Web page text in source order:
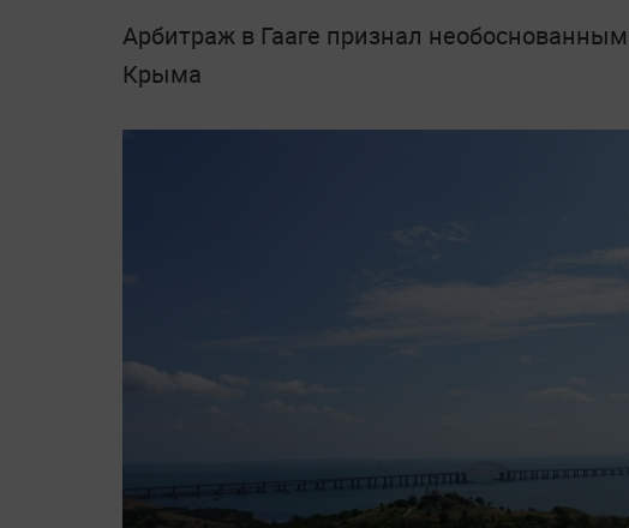
Арбитраж в Гааге признал
Крыма